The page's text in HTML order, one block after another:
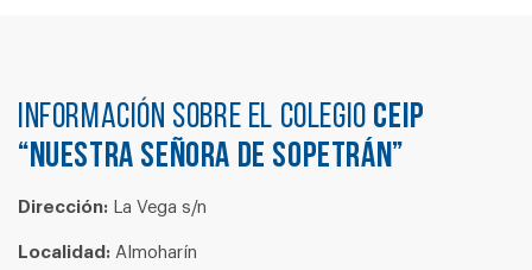
Información sobre el colegio CEIP
“NUESTRA SEÑORA DE SOPETRÁN”
Dirección: La Vega s/n
Localidad: Almoharín